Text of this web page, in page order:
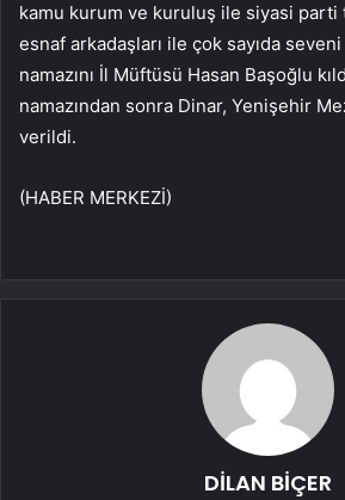
kamu kurum ve kuruluş ile siyasi parti
esnaf arkadaşları ile çok sayıda seveni
namazını İl Müftüsü Hasan Başoğlu
namazından sonra Dinar, Yenişehir
verildi.
(HABER MERKEZİ)
DİLAN BİÇER